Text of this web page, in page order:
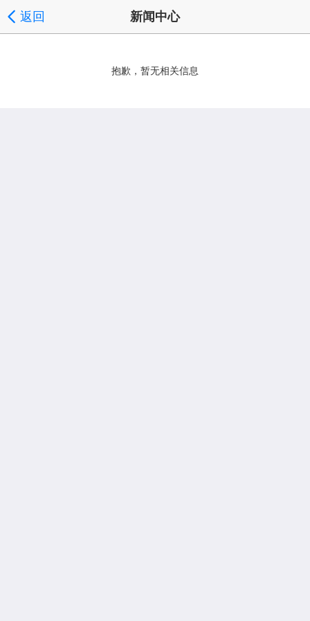
返回 新闻中心
抱歉，暂无相关信息